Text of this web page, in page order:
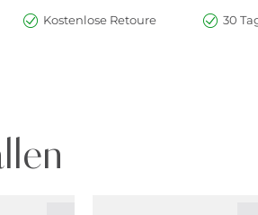
Kostenlose Retoure 30